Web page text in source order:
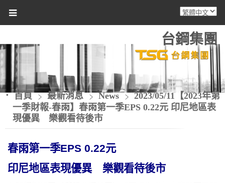
台鋼集團
首頁 最新消息 News
2023/05/11【2023年第
一季財報-春雨】春雨第一季EPS 0.22元 印尼地區表
現優異 樂觀看待後市
春雨第一季EPS 0.22元
印尼地區表現優異 樂觀看待後市